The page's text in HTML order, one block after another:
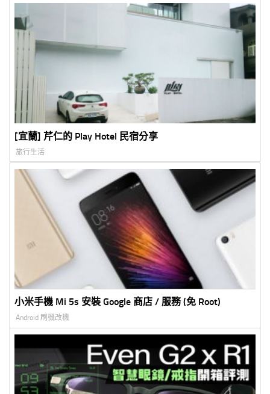
[宜蘭] 芹仁的 Play Hotel 民宿分享
旅行生活
小米手機 Mi 5s 安裝 Google 商店 / 服務 (免 Root)
Android 刷機改機